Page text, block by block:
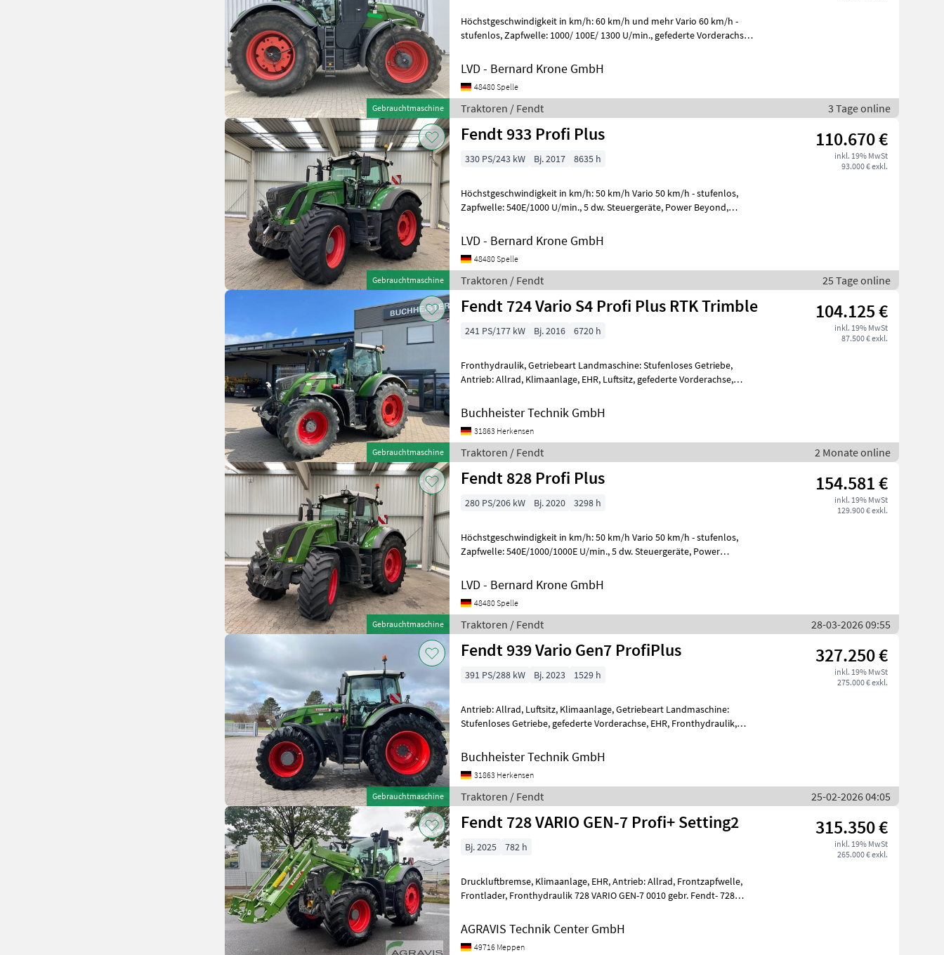
Gebrauchtmaschine
Höchstgeschwindigkeit in km/h: 60 km/h und mehr Vario 60 km/h -
stufenlos, Zapfwelle: 1000/ 100E/ 1300 U/min., gefederte Vorderachse,
LVD - Bernard Krone GmbH
48480 Spelle
Traktoren / Fendt 3 Tage online
Gebrauchtmaschine
Fendt 933 Profi Plus 110.670 €
inkl. 19% MwSt
93.000 € exkl.
330 PS/243 kW Bj. 2017 8635 h
Höchstgeschwindigkeit in km/h: 50 km/h Vario 50 km/h - stufenlos,
Zapfwelle: 540E/1000 U/min., 5 dw. Steuergeräte, Power Beyond,
LVD - Bernard Krone GmbH
48480 Spelle
Traktoren / Fendt 25 Tage online
Gebrauchtmaschine
Fendt 724 Vario S4 Profi Plus RTK Trimble 104.125 €
inkl. 19% MwSt
87.500 € exkl.
241 PS/177 kW Bj. 2016 6720 h
Fronthydraulik, Getriebeart Landmaschine: Stufenloses Getriebe,
Antrieb: Allrad, Klimaanlage, EHR, Luftsitz, gefederte Vorderachse,
Buchheister Technik GmbH
31863 Herkensen
Traktoren / Fendt 2 Monate online
Gebrauchtmaschine
Fendt 828 Profi Plus 154.581 €
inkl. 19% MwSt
129.900 € exkl.
280 PS/206 kW Bj. 2020 3298 h
Höchstgeschwindigkeit in km/h: 50 km/h Vario 50 km/h - stufenlos,
Zapfwelle: 540E/1000/1000E U/min., 5 dw. Steuergeräte, Power
LVD - Bernard Krone GmbH
48480 Spelle
Traktoren / Fendt 28-03-2026 09:55
Gebrauchtmaschine
Fendt 939 Vario Gen7 ProfiPlus 327.250 €
inkl. 19% MwSt
275.000 € exkl.
391 PS/288 kW Bj. 2023 1529 h
Antrieb: Allrad, Luftsitz, Klimaanlage, Getriebeart Landmaschine:
Stufenloses Getriebe, gefederte Vorderachse, EHR, Fronthydraulik,
Buchheister Technik GmbH
31863 Herkensen
Traktoren / Fendt 25-02-2026 04:05
Fendt 728 VARIO GEN-7 Profi+ Setting2 315.350 €
inkl. 19% MwSt
265.000 € exkl.
Bj. 2025 782 h
Druckluftbremse, Klimaanlage, EHR, Antrieb: Allrad, Frontzapfwelle,
Frontlader, Fronthydraulik 728 VARIO GEN-7 0010 gebr. Fendt- 728
AGRAVIS Technik Center GmbH
49716 Meppen